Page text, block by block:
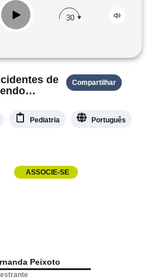
Play 30
de
Compartilhar
Pediatria Português
ASSOCIE-SE
Peixoto